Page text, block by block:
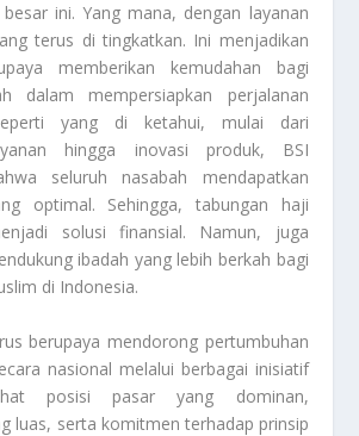
ini. Yang mana, dengan layanan
terus di tingkatkan. Ini menjadikan
memberikan kemudahan bagi
dalam mempersiapkan perjalanan
yang di ketahui, mulai dari
hingga inovasi produk, BSI
seluruh nasabah mendapatkan
optimal. Sehingga, tabungan haji
solusi finansial. Namun, juga
ibadah yang lebih berkah bagi
di Indonesia.
berupaya mendorong pertumbuhan
nasional melalui berbagai inisiatif
posisi pasar yang dominan,
luas, serta komitmen terhadap prinsip